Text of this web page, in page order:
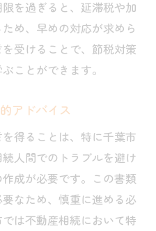
を過ぎると、延滞税や加
め、早めの対応が求めら
受けることで、節税対策
ことができます。
アドバイス
得ることは、特に千葉市
人間でのトラブルを避け
成が必要です。この書類
なため、慎重に進める必
は不動産相続において特